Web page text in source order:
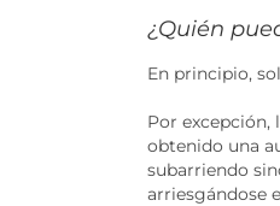
¿Quién
En principio,
Por excepción,
obtenido una
subarriendo
arriesgándose